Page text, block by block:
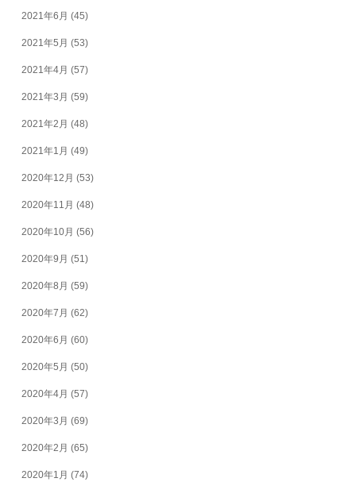
2021年6月 (45)
2021年5月 (53)
2021年4月 (57)
2021年3月 (59)
2021年2月 (48)
2021年1月 (49)
2020年12月 (53)
2020年11月 (48)
2020年10月 (56)
2020年9月 (51)
2020年8月 (59)
2020年7月 (62)
2020年6月 (60)
2020年5月 (50)
2020年4月 (57)
2020年3月 (69)
2020年2月 (65)
2020年1月 (74)